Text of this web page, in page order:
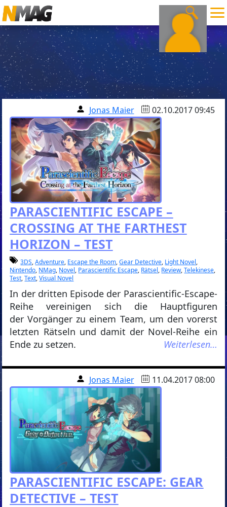
Jonas Maier 02.10.2017 09:45
PARASCIENTIFIC ESCAPE –
CROSSING AT THE FARTHEST
HORIZON – TEST
3DS,Adventure, Escape the Room,Gear Detective, Light Novel,
Nintendo, NMag, Novel, Parascientific Escape, Rätsel, Review,Telekinese,
Test,Text,Visual Novel
In der dritten Episode der Parascientific-Escape-
Reihe vereinigen sich die Hauptfiguren
der Vorgänger zu einem Team, um den vorerst
letzten Rätseln und damit der Novel-Reihe ein
Ende zu setzen.
Weiterlesen…
Jonas Maier 11.04.2017 08:00
PARASCIENTIFIC ESCAPE: GEAR
DETECTIVE – TEST